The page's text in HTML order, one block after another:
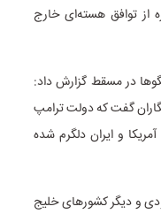
توافق هسته‌ای خارج
در مسقط گزارش داد:
گفت که دولت ترامپ
و ایران دلگرم شده
و دیگر کشورهای خلیج